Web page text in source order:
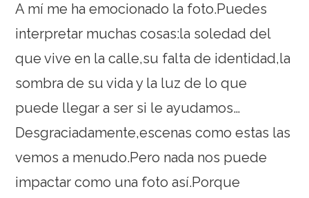
A mí me ha emocionado la foto.Puedes
interpretar muchas cosas:la soledad del
que vive en la calle,su falta de identidad,la
sombra de su vida y la luz de lo que
puede llegar a ser si le ayudamos…
Desgraciadamente,escenas como estas las
vemos a menudo.Pero nada nos puede
impactar como una foto así.Porque